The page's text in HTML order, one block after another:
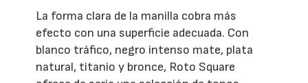
La forma clara de la manilla cobra más
efecto con una superficie adecuada. Con
blanco tráfico, negro intenso mate, plata
natural, titanio y bronce, Roto Square